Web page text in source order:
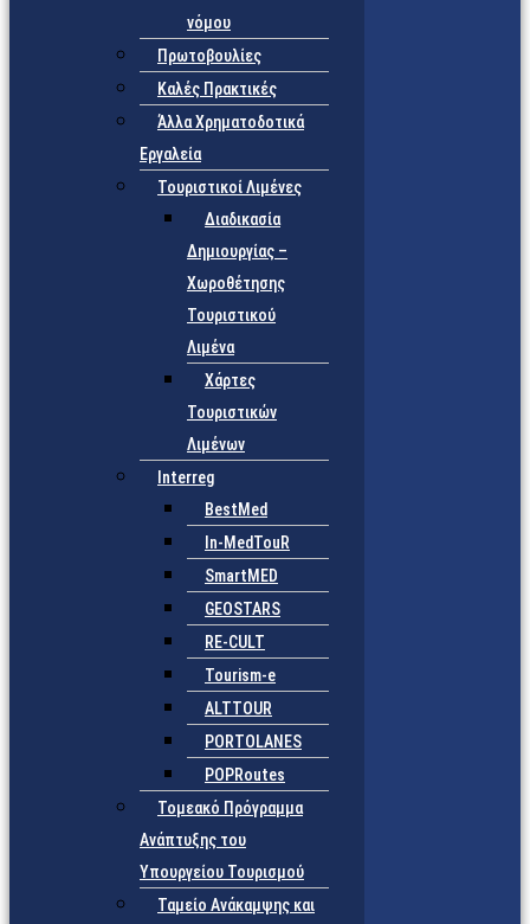
νόμου
Πρωτοβουλίες
Καλές Πρακτικές
Άλλα Χρηματοδοτικά
Εργαλεία
Τουριστικοί Λιμένες
Διαδικασία
Δημιουργίας –
Χωροθέτησης
Τουριστικού
Λιμένα
Χάρτες
Τουριστικών
Λιμένων
Interreg
BestMed
In-MedTouR
SmartMED
GEOSTARS
RE-CULT
Tourism-e
ALTTOUR
PORTOLANES
POPRoutes
Τομεακό Πρόγραμμα
Ανάπτυξης του
Υπουργείου Τουρισμού
Ταμείο Ανάκαμψης και